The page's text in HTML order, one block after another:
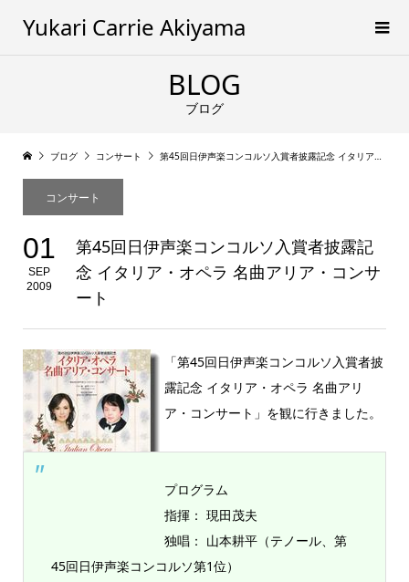
Yukari Carrie Akiyama
BLOG
ブログ
ブログ コンサート 第45回日伊声楽コンコルソ入賞者披露記念 イタリア・オペラ 名曲アリア・コンサート
コンサート
01
SEP
2009
第45回日伊声楽コンコルソ入賞者披露記
念 イタリア・オペラ 名曲アリア・コンサ
ート
「第45回日伊声楽コンコルソ入賞者披
露記念 イタリア・オペラ 名曲アリ
ア・コンサート」を観に行きました。
プログラム
指揮： 現田茂夫
独唱： 山本耕平（テノール、第
45回日伊声楽コンコルソ第1位）